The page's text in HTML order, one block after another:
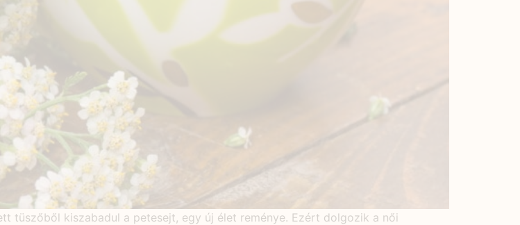
tüszőből kiszabadul a petesejt, egy új élet reménye. Ezért dolgozik a női